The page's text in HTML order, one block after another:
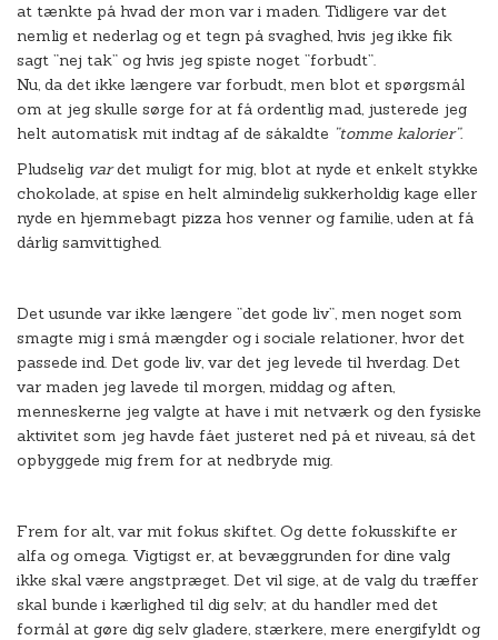
at tænkte på hvad der mon var i maden. Tidligere var det
nemlig et nederlag og et tegn på svaghed, hvis jeg ikke fik
sagt ”nej tak” og hvis jeg spiste noget ”forbudt”.
Nu, da det ikke længere var forbudt, men blot et spørgsmål
om at jeg skulle sørge for at få ordentlig mad, justerede jeg
helt automatisk mit indtag af de såkaldte ”tomme kalorier”.
Pludselig vardet muligt for mig, blot at nyde et enkelt stykke
chokolade, at spise en helt almindelig sukkerholdig kage eller
nyde en hjemmebagt pizza hos venner og familie, uden at få
dårlig samvittighed.
Det usunde var ikke længere ”det gode liv”, men noget som
smagte mig i små mængder og i sociale relationer, hvor det
passede ind. Det gode liv, var det jeg levede til hverdag. Det
var maden jeg lavede til morgen, middag og aften,
menneskerne jeg valgte at have i mit netværk og den fysiske
aktivitet som jeg havde fået justeret ned på et niveau, så det
opbyggede mig frem for at nedbryde mig.
Frem for alt, var mit fokus skiftet. Og dette fokusskifte er
alfa og omega. Vigtigst er, at bevæggrunden for dine valg
ikke skal være angstpræget. Det vil sige, at de valg du træffer
skal bunde i kærlighed til dig selv; at du handler med det
formål at gøre dig selv gladere, stærkere, mere energifyldt og